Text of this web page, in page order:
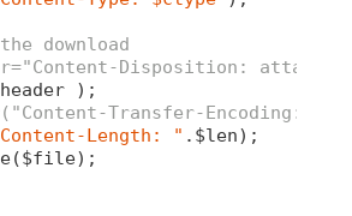
download
Disposition:
);
Transfer-Encoding:
Length: " .$len);